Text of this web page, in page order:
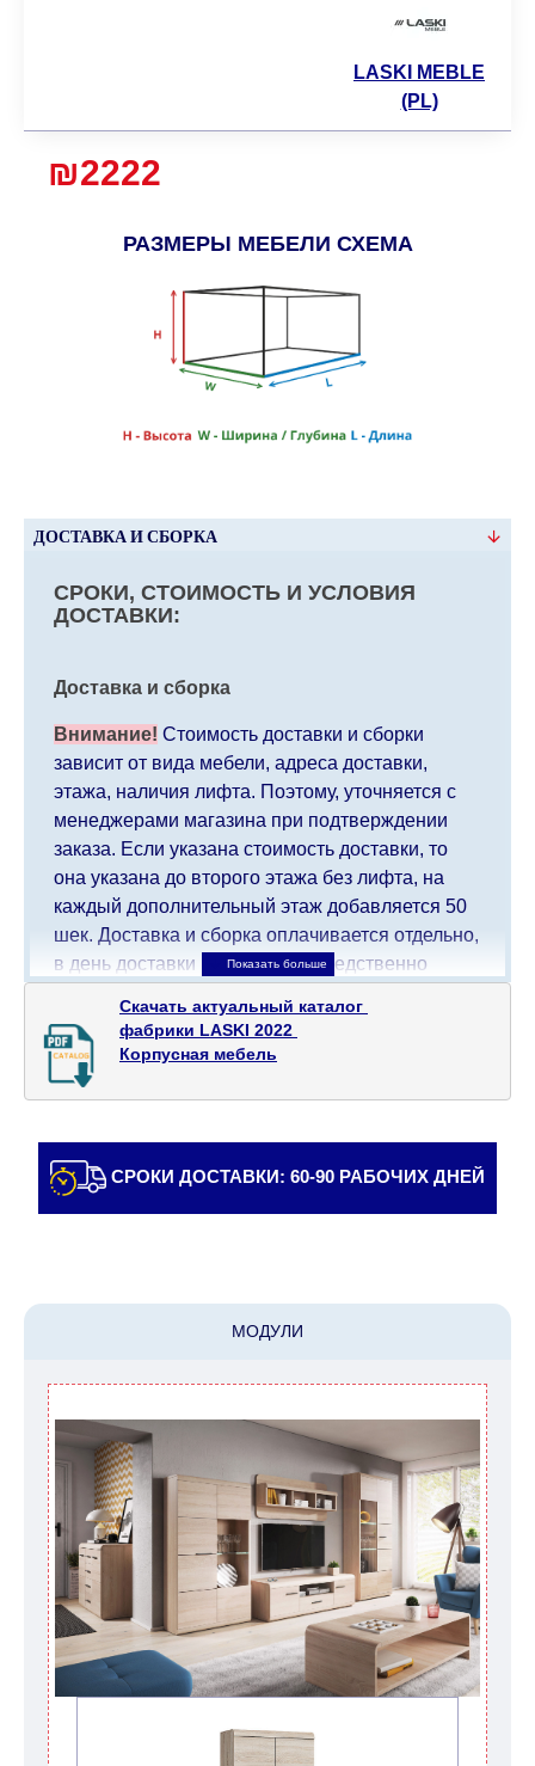
РАЗМЕРЫ МЕБЕЛИ СХЕМА
₪2222
LASKI MEBLE
(PL)
ДОСТАВКА И СБОРКА
СРОКИ, СТОИМОСТЬ И УСЛОВИЯ
ДОСТАВКИ:
Доставка и сборка
Внимание! Стоимость доставки и сборки
зависит от вида мебели, адреса доставки,
этажа, наличия лифта. Поэтому, уточняется с
менеджерами магазина при подтверждении
заказа. Если указана стоимость доставки, то
она указана до второго этажа без лифта, на
каждый дополнительный этаж добавляется 50
шек. Доставка и сборка оплачивается отдельно,
в день доставки мебели непосредственно
населенные пункты, которые находятся далеко
от центра страны, такие как: все, что дальше от
Кармиэля на севере, все, что дальше от Беэр-
Шевы на юге и в Иерусалиме, будет взимать
Доставка в Эйлат будет оговариваться
индивидуально, предварительно уточняя с
найти, заказать и оплатить услуги крана
Сроки доставки:
Сроки доставки на каждый товар указываются
отдельно. При расчете сроков доставки
учитываются только рабочие дни
(с
воскресенья по четверг недели, исключая
выходные, праздничные вечера и праздничные
дни) от даты получения оплаты от
кредитной
компании клиента.
Возможны задержки, связанные с морской
доставкой при заказе мебели из-за границы, на
которые не может повлиять Поставщик, в этих
рабочих дней и не будет считаться
Скачать актуальный каталог
фабрики LASKI 2022
Корпусная мебель
СРОКИ ДОСТАВКИ: 60-90 РАБОЧИХ ДНЕЙ
МОДУЛИ